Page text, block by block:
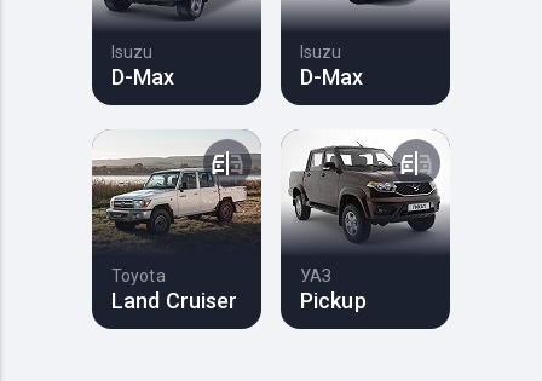
Isuzu
D-Max
Isuzu
D-Max
Toyota
Land Cruiser
УАЗ
Pickup